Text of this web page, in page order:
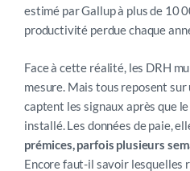
estimé par Gallup à plus de 10
productivité perdue chaque
Face à cette réalité, les DRH
mesure. Mais tous reposent sur
captent les signaux après que
installé. Les données de paie,
prémices, parfois plusieurs
Encore faut-il savoir lesquelles